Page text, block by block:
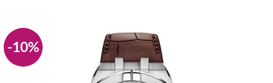
-10%